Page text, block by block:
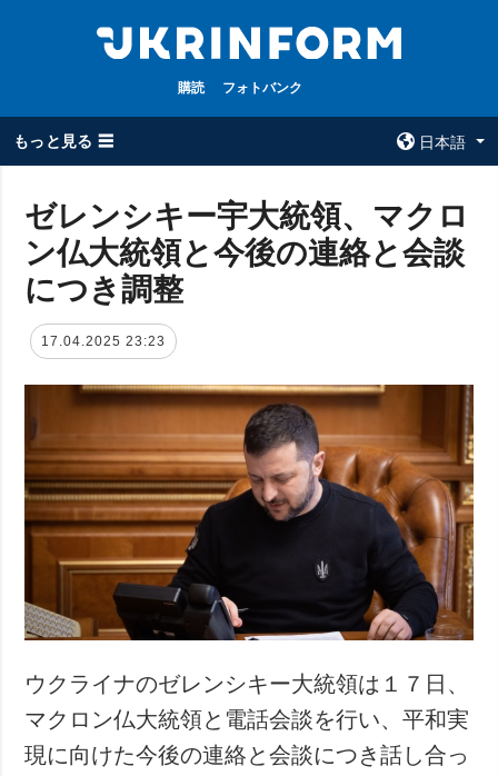
購読 フォトバンク
もっと見る ☰
日本語
全てのトピック
戦争
政治
経済・復興
社会・文化
スポーツ
犯罪
事故・緊急事態
ウクルインフォ
追加
特集
インタビュー
写真
動画
サービス
購読
フォトバンク
ゼレンシキー宇大統領、マクロ
ン仏大統領と今後の連絡と会談
につき調整
17.04.2025 23:23
ウクライナのゼレンシキー大統領は１７日、
マクロン仏大統領と電話会談を行い、平和実
現に向けた今後の連絡と会談につき話し合っ